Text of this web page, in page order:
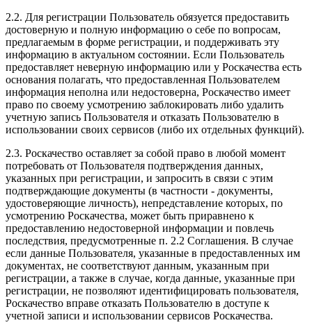
2.2. Для регистрации Пользователь обязуется предоставить
достоверную и полную информацию о себе по вопросам,
предлагаемым в форме регистрации, и поддерживать эту
информацию в актуальном состоянии. Если Пользователь
предоставляет неверную информацию или у Роскачества есть
основания полагать, что предоставленная Пользователем
информация неполна или недостоверна, Роскачество имеет
право по своему усмотрению заблокировать либо удалить
учетную запись Пользователя и отказать Пользователю в
использовании своих сервисов (либо их отдельных функций).
2.3. Роскачество оставляет за собой право в любой момент
потребовать от Пользователя подтверждения данных,
указанных при регистрации, и запросить в связи с этим
подтверждающие документы (в частности - документы,
удостоверяющие личность), непредставление которых, по
усмотрению Роскачества, может быть приравнено к
предоставлению недостоверной информации и повлечь
последствия, предусмотренные п. 2.2 Соглашения. В случае
если данные Пользователя, указанные в предоставленных им
документах, не соответствуют данным, указанным при
регистрации, а также в случае, когда данные, указанные при
регистрации, не позволяют идентифицировать пользователя,
Роскачество вправе отказать Пользователю в доступе к
учетной записи и использовании сервисов Роскачества.